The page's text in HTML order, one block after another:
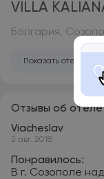
VILLA
Болгария,
Показать отель на
Отзывы об отеле
Viacheslav
2 авг. 2018
Понравилось:
В г. Созополе